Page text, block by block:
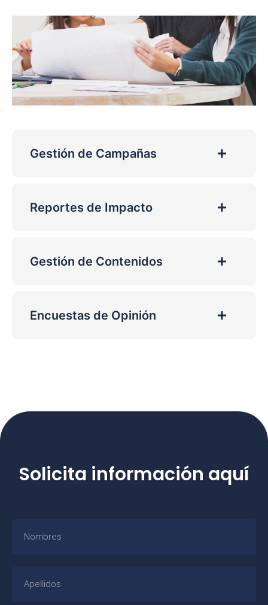
Gestión de Campañas
Reportes de Impacto
Gestión de Contenidos
Encuestas de Opinión
Solicita información aquí